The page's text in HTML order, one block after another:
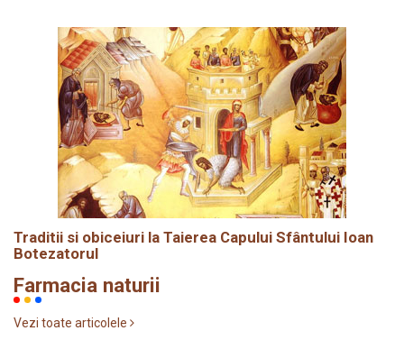
Traditii si obiceiuri la Taierea Capului Sfântului Ioan
Botezatorul
Farmacia naturii
Vezi toate articolele